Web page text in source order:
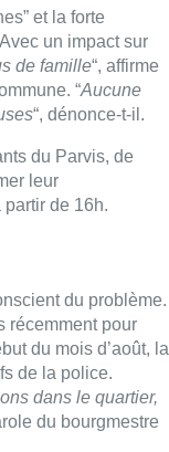
et la forte
un impact sur
de famille“, affirme
“Aucune
“, dénonce-t-il.
du Parvis, de
leur
de 16h.
du problème.
récemment pour
du mois d’août, la
de la police.
dans le quartier,
du bourgmestre